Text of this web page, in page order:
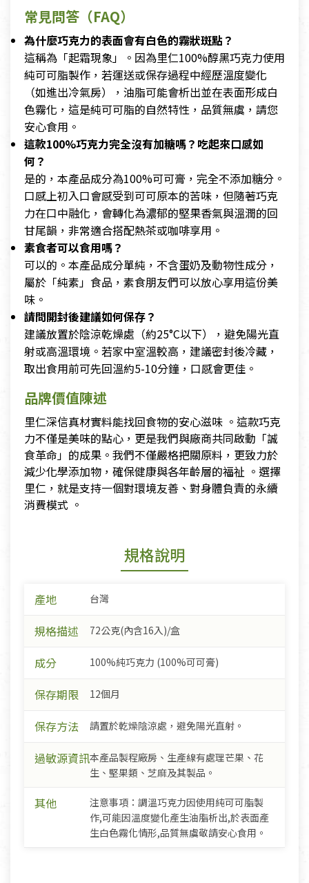
常見問答（FAQ）
為什麼巧克力的表面會有白色的霧狀斑點？
這稱為「起霜現象」。因為里仁100%醇黑巧克力使用
純可可脂製作，若運送或保存過程中經歷溫度變化
（如進出冷氣房），油脂可能會析出並在表面形成白
色霧化，這是純可可脂的自然特性，品質無虞，請您
安心食用。
這款100%巧克力完全沒有加糖嗎？吃起來口感如
何？
是的，本產品成分為100%可可膏，完全不添加糖分。
口感上初入口會感受到可可原本的苦味，但隨著巧克
力在口中融化，會轉化為濃郁的堅果香氣與溫潤的回
甘尾韻，非常適合搭配熱茶或咖啡享用。
素食者可以食用嗎？
可以的。本產品成分單純，不含蛋奶及動物性成分，
屬於「純素」食品，素食朋友們可以放心享用這份美
味。
請問開封後建議如何保存？
建議放置於陰涼乾燥處（約25°C以下），避免陽光直
射或高溫環境。若家中室溫較高，建議密封後冷藏，
取出食用前可先回溫約5-10分鐘，口感會更佳。
品牌價值陳述
里仁深信真材實料能找回食物的安心滋味 。這款巧克
力不僅是美味的點心，更是我們與廠商共同啟動「誠
食革命」的成果。我們不僅嚴格把關原料，更致力於
減少化學添加物，確保健康與各年齡層的福祉 。選擇
里仁，就是支持一個對環境友善、對身體負責的永續
消費模式 。
規格說明
產地 台灣
規格描述 72公克(內含16入)/盒
成分 100%純巧克力 (100%可可膏)
保存期限 12個月
保存方法 請置於乾燥陰涼處，避免陽光直射。
過敏源資訊本產品製程廠房、生產線有處理芒果、花
生、堅果類、芝麻及其製品。
其他
注意事項：調溫巧克力因使用純可可脂製
作,可能因溫度變化產生油脂析出,於表面產
生白色霧化情形,品質無虞敬請安心食用。